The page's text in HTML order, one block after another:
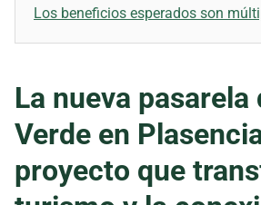
Los beneficios esperados son
La nueva pasarela
Verde en
proyecto que